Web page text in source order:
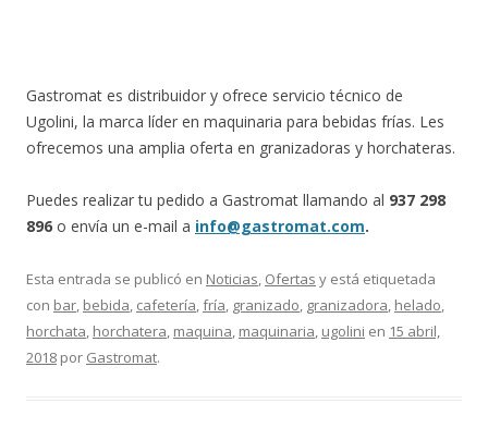
Gastromat es distribuidor y ofrece servicio técnico de
Ugolini, la marca líder en maquinaria para bebidas frías. Les
ofrecemos una amplia oferta en granizadoras y horchateras.
Puedes realizar tu pedido a Gastromat llamando al 937 298
896 o envía un e-mail a info@gastromat.com.
Esta entrada se publicó en Noticias, Ofertas y está etiquetada
con bar, bebida, cafetería,fría, granizado, granizadora, helado,
horchata, horchatera, maquina, maquinaria, ugolini en 15 abril,
2018 por Gastromat.